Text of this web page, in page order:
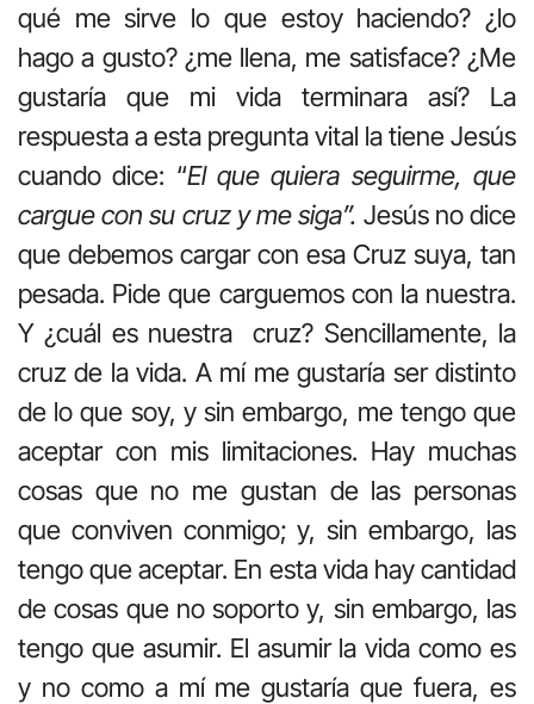
qué me sirve lo que estoy haciendo? ¿lo
hago a gusto? ¿me llena, me satisface? ¿Me
gustaría que mi vida terminara así? La
respuesta a esta pregunta vital la tiene Jesús
cuando dice: “El que quiera seguirme, que
cargue con su cruz y me siga”. Jesús no dice
que debemos cargar con esa Cruz suya, tan
pesada. Pide que carguemos con la nuestra.
Y ¿cuál es nuestra cruz? Sencillamente, la
cruz de la vida. A mí me gustaría ser distinto
de lo que soy, y sin embargo, me tengo que
aceptar con mis limitaciones. Hay muchas
cosas que no me gustan de las personas
que conviven conmigo; y, sin embargo, las
tengo que aceptar. En esta vida hay cantidad
de cosas que no soporto y, sin embargo, las
tengo que asumir. El asumir la vida como es
y no como a mí me gustaría que fuera, es